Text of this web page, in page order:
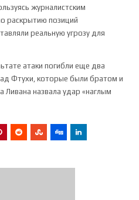
журналистским
раскрытию позиций
реальную угрозу для
атаки погибли еще два
Фтухи, которые были братом и
Ливана назвала удар «наглым